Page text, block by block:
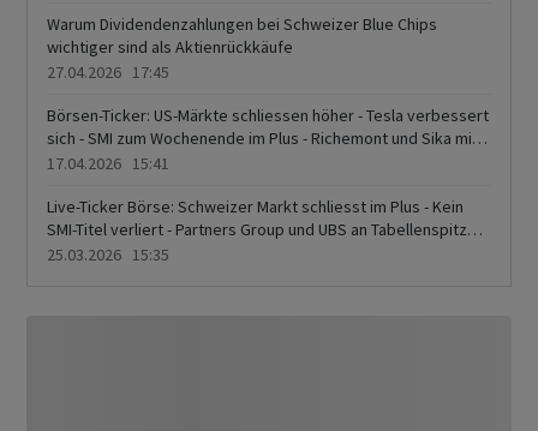
Warum Dividendenzahlungen bei Schweizer Blue Chips
wichtiger sind als Aktienrückkäufe
27.04.2026 17:45
Börsen-Ticker: US-Märkte schliessen höher - Tesla verbessert
sich - SMI zum Wochenende im Plus - Richemont und Sika mit
Avancen - Swisscom fällt
17.04.2026 15:41
Live-Ticker Börse: Schweizer Markt schliesst im Plus - Kein
SMI-Titel verliert - Partners Group und UBS an Tabellenspitze -
Swisscom, Swiss Re und Nestlé schwach - DocMorris und
25.03.2026 15:35